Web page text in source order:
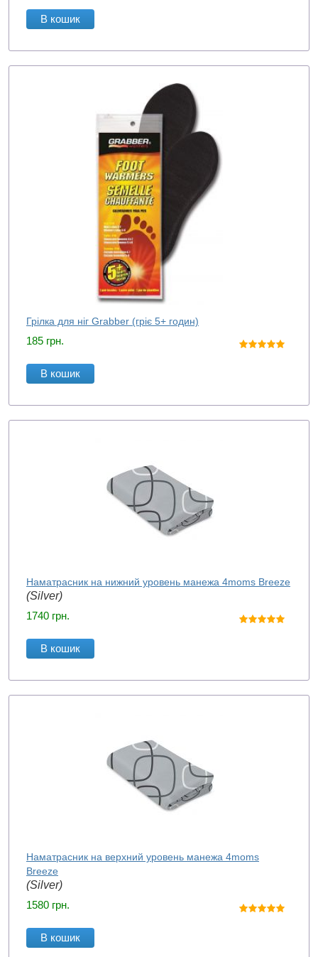
В кошик
Грілка для ніг Grabber (гріє 5+ годин)
185 грн.
В кошик
Наматрасник на нижний уровень манежа 4moms Breeze
(Silver)
1740 грн.
В кошик
Наматрасник на верхний уровень манежа 4moms
Breeze
(Silver)
1580 грн.
В кошик